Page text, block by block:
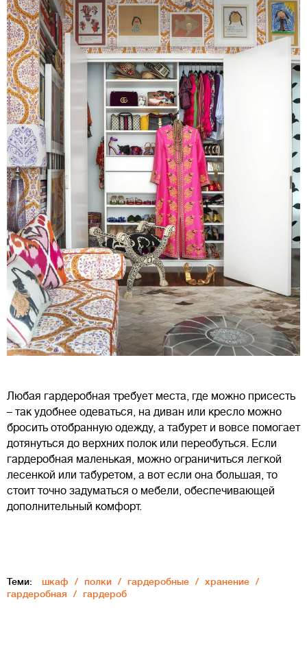
Любая гардеробная требует места, где можно присесть
– так удобнее одеваться, на диван или кресло можно
бросить отобранную одежду, а табурет и вовсе помогает
дотянуться до верхних полок или переобуться. Если
гардеробная маленькая, можно ограничиться легкой
лесенкой или табуретом, а вот если она большая, то
стоит точно задуматься о мебели, обеспечивающей
дополнительный комфорт.
Теми: шкаф полки гардеробные
хранение
гардеробная
гардероб